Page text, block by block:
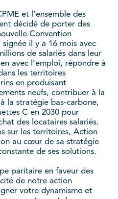
et l’ensemble des
décidé de porter des
Convention
il y a 16 mois avec
de salariés dans leur
avec l’emploi, répondre à
les territoires
en produisant
neufs, contribuer à la
la stratégie bas-carbone,
C en 2030 pour
des locataires salariés.
sur les territoires, Action
au cœur de sa stratégie
de ses solutions.
paritaire en faveur des
de notre action
votre dynamisme et